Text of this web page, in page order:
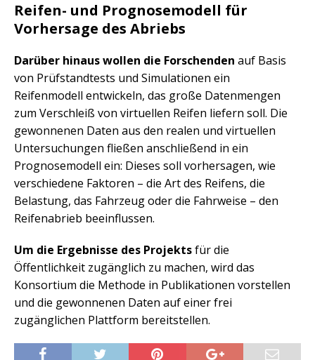
Reifen- und Prognosemodell für
Vorhersage des Abriebs
Darüber hinaus wollen die Forschenden auf Basis
von Prüfstandtests und Simulationen ein
Reifenmodell entwickeln, das große Datenmengen
zum Verschleiß von virtuellen Reifen liefern soll. Die
gewonnenen Daten aus den realen und virtuellen
Untersuchungen fließen anschließend in ein
Prognosemodell ein: Dieses soll vorhersagen, wie
verschiedene Faktoren – die Art des Reifens, die
Belastung, das Fahrzeug oder die Fahrweise – den
Reifenabrieb beeinflussen.
Um die Ergebnisse des Projektsfür die
Öffentlichkeit zugänglich zu machen, wird das
Konsortium die Methode in Publikationen vorstellen
und die gewonnenen Daten auf einer frei
zugänglichen Plattform bereitstellen.